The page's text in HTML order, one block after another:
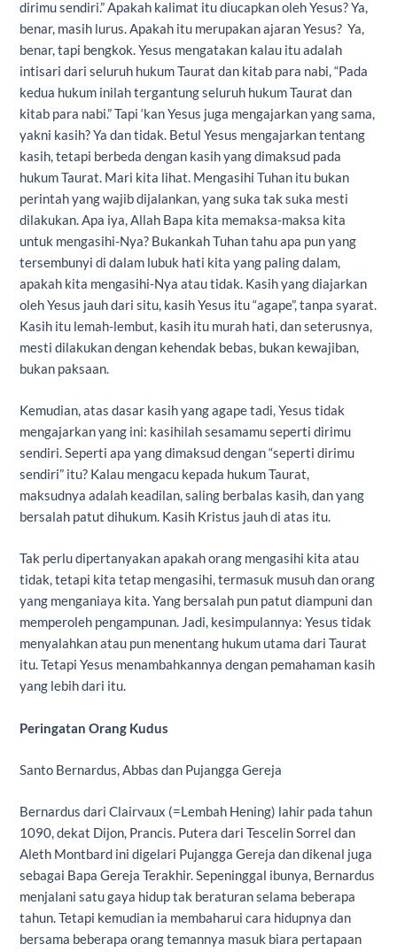
dirimu sendiri.” Apakah kalimat itu diucapkan oleh Yesus? Ya,
benar, masih lurus. Apakah itu merupakan ajaran Yesus? Ya,
benar, tapi bengkok. Yesus mengatakan kalau itu adalah
intisari dari seluruh hukum Taurat dan kitab para nabi, “Pada
kedua hukum inilah tergantung seluruh hukum Taurat dan
kitab para nabi.” Tapi ‘kan Yesus juga mengajarkan yang sama,
yakni kasih? Ya dan tidak. Betul Yesus mengajarkan tentang
kasih, tetapi berbeda dengan kasih yang dimaksud pada
hukum Taurat. Mari kita lihat. Mengasihi Tuhan itu bukan
perintah yang wajib dijalankan, yang suka tak suka mesti
dilakukan. Apa iya, Allah Bapa kita memaksa-maksa kita
untuk mengasihi-Nya? Bukankah Tuhan tahu apa pun yang
tersembunyi di dalam lubuk hati kita yang paling dalam,
apakah kita mengasihi-Nya atau tidak. Kasih yang diajarkan
oleh Yesus jauh dari situ, kasih Yesus itu “agape”, tanpa syarat.
Kasih itu lemah-lembut, kasih itu murah hati, dan seterusnya,
mesti dilakukan dengan kehendak bebas, bukan kewajiban,
bukan paksaan.
Kemudian, atas dasar kasih yang agape tadi, Yesus tidak
mengajarkan yang ini: kasihilah sesamamu seperti dirimu
sendiri. Seperti apa yang dimaksud dengan “seperti dirimu
sendiri” itu? Kalau mengacu kepada hukum Taurat,
maksudnya adalah keadilan, saling berbalas kasih, dan yang
bersalah patut dihukum. Kasih Kristus jauh di atas itu.
Tak perlu dipertanyakan apakah orang mengasihi kita atau
tidak, tetapi kita tetap mengasihi, termasuk musuh dan orang
yang menganiaya kita. Yang bersalah pun patut diampuni dan
memperoleh pengampunan. Jadi, kesimpulannya: Yesus tidak
menyalahkan atau pun menentang hukum utama dari Taurat
itu. Tetapi Yesus menambahkannya dengan pemahaman kasih
yang lebih dari itu.
Peringatan Orang Kudus
Santo Bernardus, Abbas dan Pujangga Gereja
Bernardus dari Clairvaux (=Lembah Hening) lahir pada tahun
1090, dekat Dijon, Prancis. Putera dari Tescelin Sorrel dan
Aleth Montbard ini digelari Pujangga Gereja dan dikenal juga
sebagai Bapa Gereja Terakhir. Sepeninggal ibunya, Bernardus
menjalani satu gaya hidup tak beraturan selama beberapa
tahun. Tetapi kemudian ia membaharui cara hidupnya dan
bersama beberapa orang temannya masuk biara pertapaan